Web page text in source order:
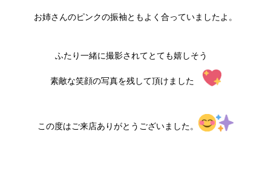
お姉さんのピンクの振袖ともよく合っていましたよ。
ふたり一緒に撮影されてとても嬉しそう
素敵な笑顔の写真を残して頂けました
この度はご来店ありがとうございました。